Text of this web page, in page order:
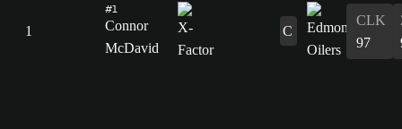
1
#1
Connor
McDavid
C
CLK
97